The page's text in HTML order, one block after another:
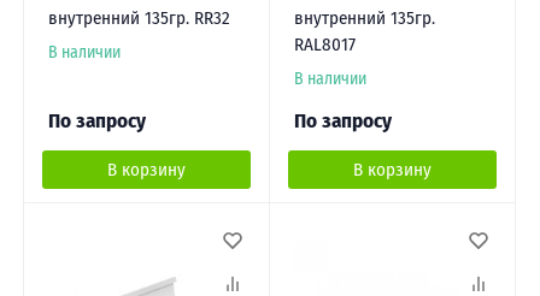
внутренний 135гр. RR32
В наличии
По запросу
В корзину
внутренний 135гр.
RAL8017
В наличии
По запросу
В корзину